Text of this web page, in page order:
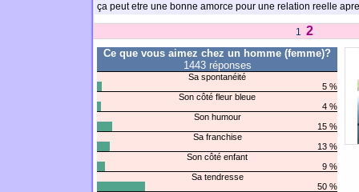
ça peut etre une bonne amorce pour une relation reelle
1 2
Ce que vous aimez chez un homme (femme)?
1443 réponses
Sa spontanéité
5 %
Son côté fleur bleue
4 %
Son humour
15 %
Sa franchise
13 %
Son côté enfant
9 %
Sa tendresse
50 %